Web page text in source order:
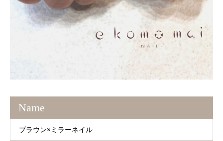
Name
ブラウン×ミラーネイル